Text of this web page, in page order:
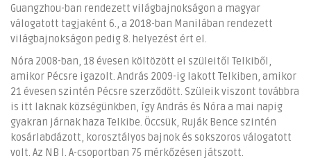
Guangzhou-ban rendezett világbajnokságon a magyar
válogatott tagjaként 6., a 2018-ban Manilában rendezett
világbajnokságon pedig 8. helyezést ért el.
Nóra 2008-ban, 18 évesen költözött el szüleitől Telkiből,
amikor Pécsre igazolt. András 2009-ig lakott Telkiben, amikor
21 évesen szintén Pécsre szerződött. Szüleik viszont továbbra
is itt laknak községünkben, így András és Nóra a mai napig
gyakran járnak haza Telkibe. Öccsük, Ruják Bence szintén
kosárlabdázott, korosztályos bajnok és sokszoros válogatott
volt. Az NB I. A-csoportban 75 mérkőzésen játszott.